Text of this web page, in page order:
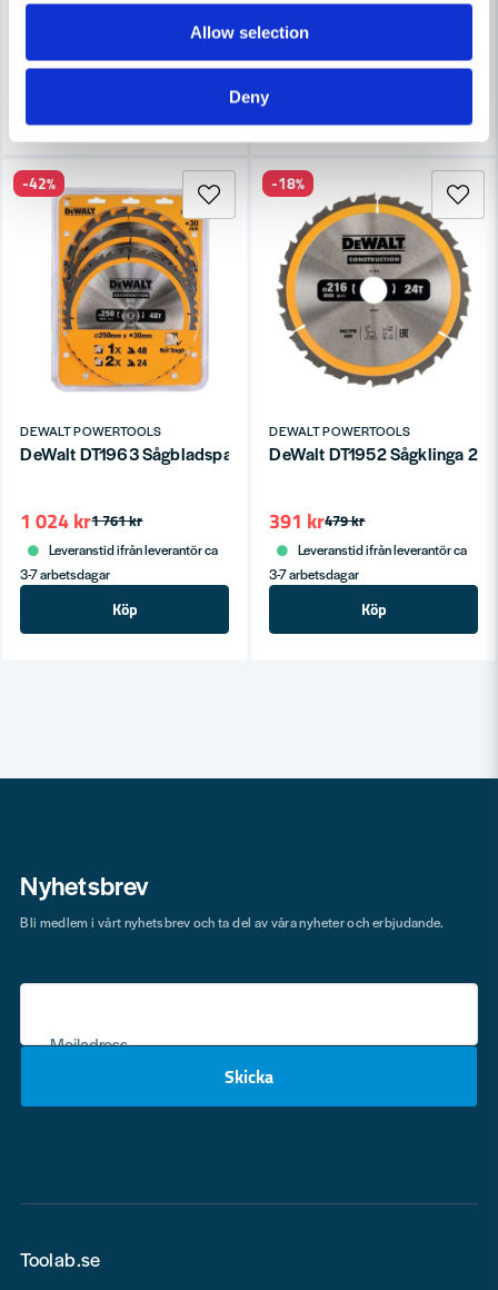
Allow selection
Deny
781 kr
Leveranstid ifrån leverantör ca
3-7 arbetsdagar
750 kr
Leveranstid ifrån leverantör ca
3-7 arbetsdagar
DEWALT POWERTOOLS
DeWalt DT1963 Sågbladspaket 250mm (2x24T 1x48T)
1 761 kr
1 024 kr
Leveranstid ifrån leverantör ca
3-7 arbetsdagar
Köp
-42%
DEWALT POWERTOOLS
DeWalt DT1952 Sågklinga
479 kr
391 kr
Leveranstid ifrån leverantör ca
3-7 arbetsdagar
Köp
-18%
Nyhetsbrev
Mejladress
Skicka
Bli medlem i vårt nyhetsbrev och ta del av våra nyheter och erbjudande.
Toolab.se